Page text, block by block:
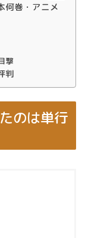
何巻・アニメ
撃
判
のは単行